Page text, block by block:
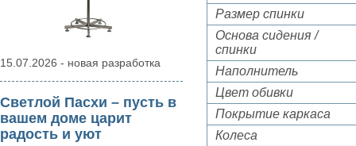
15.07.2026 - новая разработка
Светлой Пасхи – пусть в
вашем доме царит
радость и уют
Размер спинки
Основа сидения /
спинки
Наполнитель
Цвет обивки
Покрытие каркаса
Колеса